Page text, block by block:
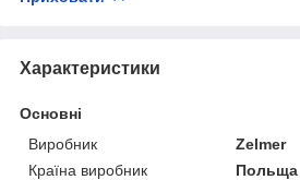
Характеристики
Основні
Виробник
Zelmer
Країна виробник
Польща